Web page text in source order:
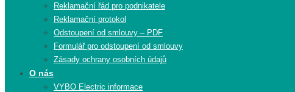
Reklamační řád pro podnikatele
Reklamační protokol
Odstoupení od smlouvy – PDF
Formulář pro odstoupení od smlouvy
Zásady ochrany osobních údajů
O nás
VYBO Electric informace